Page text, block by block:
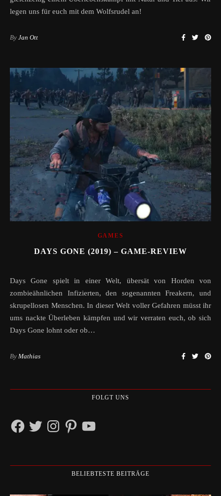
legen uns für euch mit dem Wolfsrudel an!
By Jan Ott
GAMES
DAYS GONE (2019) – GAME-REVIEW
Days Gone spielt in einer Welt, übersät von Horden von
zombieähnlichen Infizierten, den sogenannten Freakern, und
skrupellosen Menschen. In dieser Welt voller Gefahren müsst ihr
ums nackte Überleben kämpfen und wir verraten euch, ob sich
Days Gone lohnt oder ob…
By Mathias
FOLGT UNS
FacebookTwitterInstagramPinterestYouTube
BELIEBTESTE BEITRÄGE